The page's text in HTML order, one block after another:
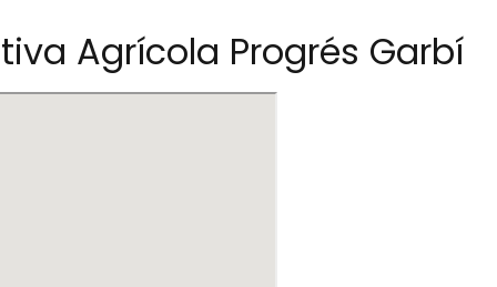
Agrícola Progrés Garbí